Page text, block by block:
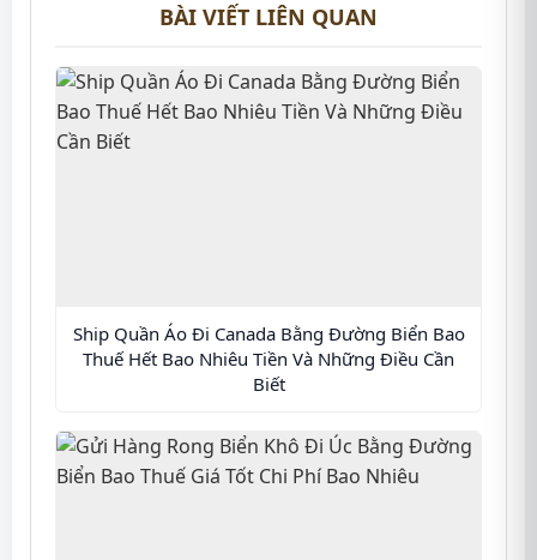
BÀI VIẾT LIÊN QUAN
Ship Quần Áo Đi Canada Bằng Đường Biển Bao
Thuế Hết Bao Nhiêu Tiền Và Những Điều Cần
Biết